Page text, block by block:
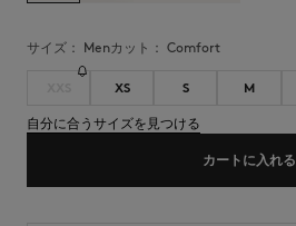
サイズ： menカット： comfort
XS S M
自分に合うサイズを見つける
カートに入れる